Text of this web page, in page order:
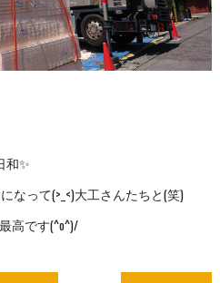
和✨
なって(>_<)大工さんたちと(笑)
高です(^o^)/